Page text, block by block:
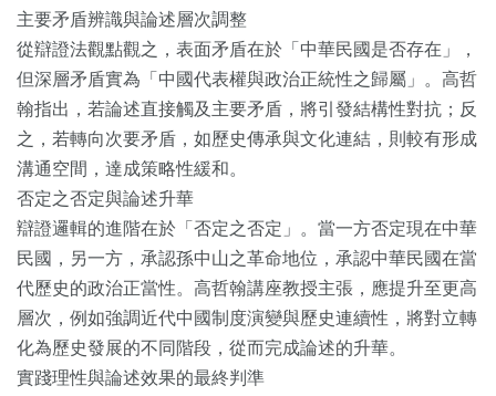
主要矛盾辨識與論述層次調整
從辯證法觀點觀之，表面矛盾在於「中華民國是否存在」，
但深層矛盾實為「中國代表權與政治正統性之歸屬」。高哲
翰指出，若論述直接觸及主要矛盾，將引發結構性對抗；反
之，若轉向次要矛盾，如歷史傳承與文化連結，則較有形成
溝通空間，達成策略性緩和。
否定之否定與論述升華
辯證邏輯的進階在於「否定之否定」。當一方否定現在中華
民國，另一方，承認孫中山之革命地位，承認中華民國在當
代歷史的政治正當性。高哲翰講座教授主張，應提升至更高
層次，例如強調近代中國制度演變與歷史連續性，將對立轉
化為歷史發展的不同階段，從而完成論述的升華。
實踐理性與論述效果的最終判準